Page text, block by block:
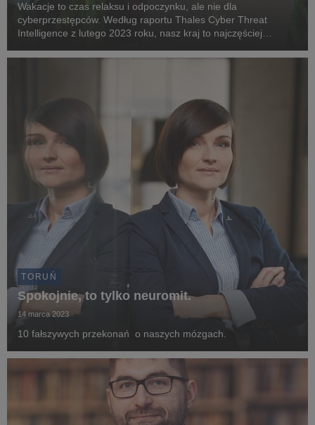
Wakacje to czas relaksu i odpoczynku, ale nie dla
cyberprzestępców. Według raportu Thales Cyber Threat
Intelligence z lutego 2023 roku, nasz kraj to najczęściej
Tylko w 2022 roku CERT Polska, czyli zespół reagowan...
TORUŃ
Spokojnie, to tylko neuromit.
14 marca 2023
10 fałszywych przekonań o naszych mózgach.